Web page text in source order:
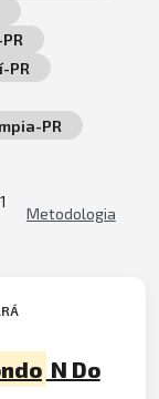
PR
PR
Metodologia
N Do